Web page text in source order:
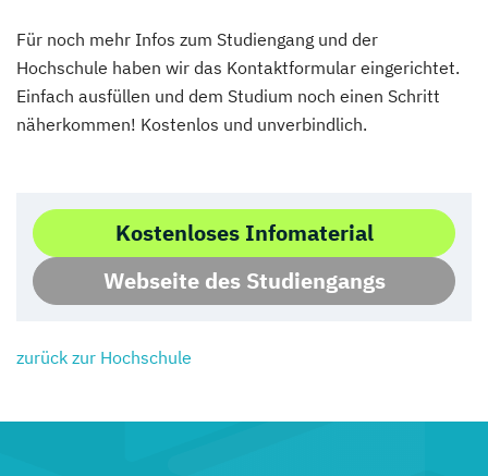
Für noch mehr Infos zum Studiengang und der
Hochschule haben wir das Kontaktformular eingerichtet.
Einfach ausfüllen und dem Studium noch einen Schritt
näherkommen! Kostenlos und unverbindlich.
Kostenloses Infomaterial
Webseite des Studiengangs
zurück zur Hochschule